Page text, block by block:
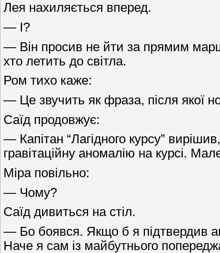
Лея нахиляється вперед.
— І?
— Він просив не йти за прямим
хто летить до світла.
Ром тихо каже:
— Це звучить як фраза, після якої
Саїд продовжує:
— Капітан “Лагідного курсу”
гравітаційну аномалію на курсі.
Міра повільно:
— Чому?
Саїд дивиться на стіл.
— Бо боявся. Якщо б я підтвердив
Наче я сам із майбутнього